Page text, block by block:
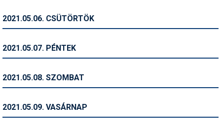
Magazinok
Pályázatok
2021.05.06. CSÜTÖRTÖK
2021.05.07. PÉNTEK
2021.05.08. SZOMBAT
2021.05.09. VASÁRNAP